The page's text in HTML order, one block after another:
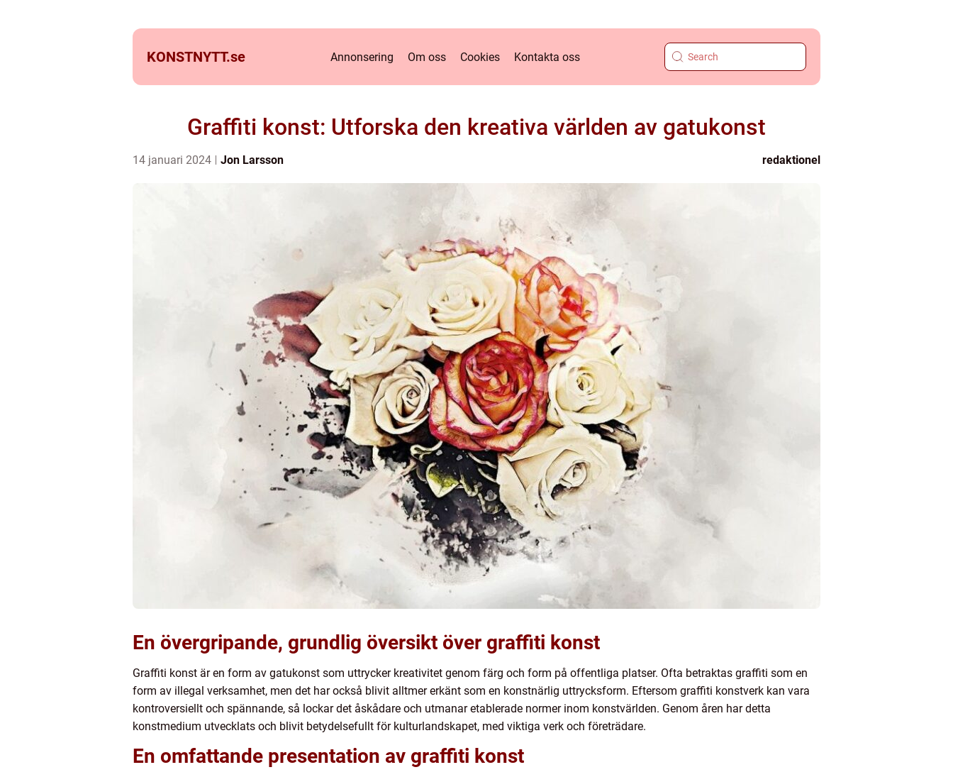
KONSTNYTT.se Annonsering Om oss Cookies Kontakta oss
Graffiti konst: Utforska den kreativa världen av gatukonst
14 januari 2024 Jon Larsson redaktionel
En övergripande, grundlig översikt över graffiti konst
Graffiti konst är en form av gatukonst som uttrycker kreativitet genom färg och form på offentliga platser. Ofta betraktas graffiti som en
form av illegal verksamhet, men det har också blivit alltmer erkänt som en konstnärlig uttrycksform. Eftersom graffiti konstverk kan vara
kontroversiellt och spännande, så lockar det åskådare och utmanar etablerade normer inom konstvärlden. Genom åren har detta
konstmedium utvecklats och blivit betydelsefullt för kulturlandskapet, med viktiga verk och företrädare.
En omfattande presentation av graffiti konst